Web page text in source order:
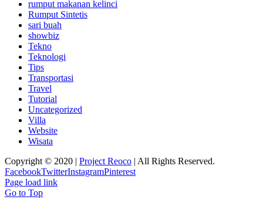
rumput makanan kelinci
Rumput Sintetis
sari buah
showbiz
Tekno
Teknologi
Tips
Transportasi
Travel
Tutorial
Uncategorized
Villa
Website
Wisata
Copyright © 2020 | Project Reoco | All Rights Reserved.
FacebookTwitterInstagramPinterest
Page load link
Go to Top